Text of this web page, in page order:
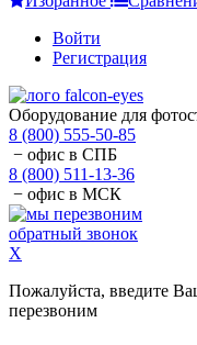
Войти
Регистрация
Оборудование для
8 (800) 555-50-85
− офис в СПБ
8 (800) 511-13-36
− офис в МСК
обратный звонок
X
Пожалуйста, введите
перезвоним